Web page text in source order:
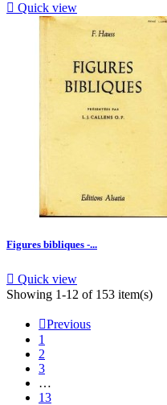
 Quick view
Figures bibliques -...
 Quick view
Showing 1-12 of 153 item(s)
Previous
1
2
3
…
13